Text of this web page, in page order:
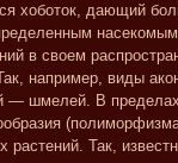
хоботок, дающий
в своем
например, виды
— шмелей. В пределах
Так,